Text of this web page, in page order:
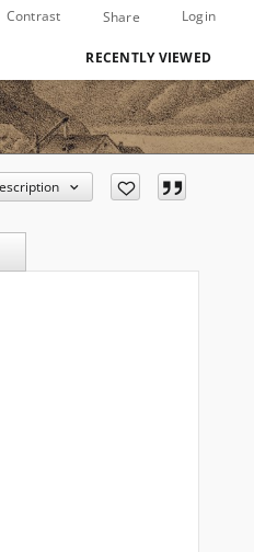
Contrast Share Login
RECENTLY VIEWED